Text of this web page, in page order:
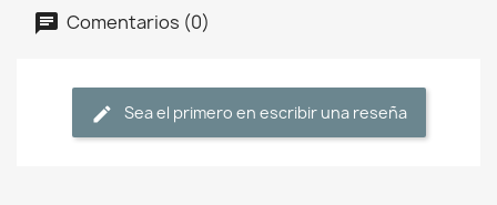
Comentarios (0)
Sea el primero en escribir una reseña